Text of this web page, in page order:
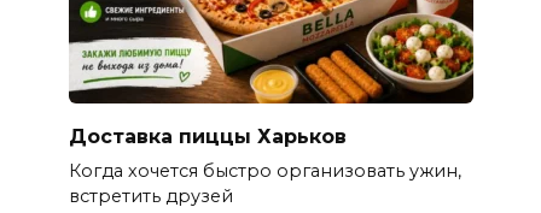
Доставка пиццы Харьков
Когда хочется быстро организовать ужин,
встретить друзей